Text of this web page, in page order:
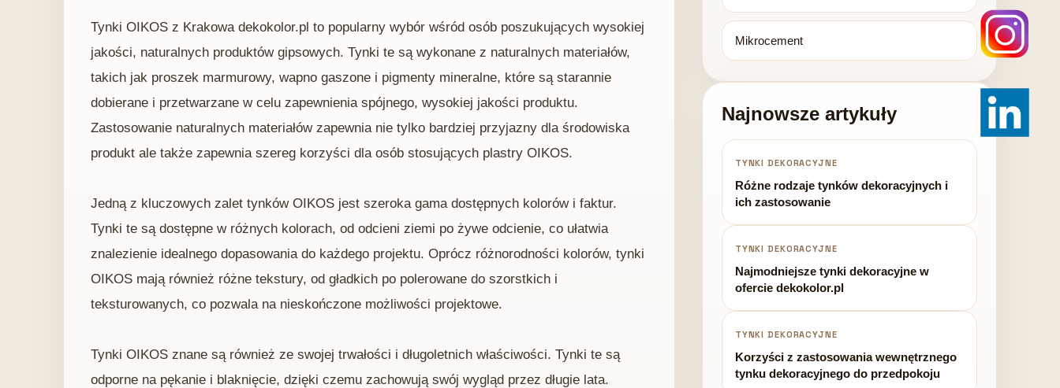
Tynki OIKOS z Krakowa dekokolor.pl to popularny wybór wśród osób poszukujących wysokiej
jakości, naturalnych produktów gipsowych. Tynki te są wykonane z naturalnych materiałów,
takich jak proszek marmurowy, wapno gaszone i pigmenty mineralne, które są starannie
dobierane i przetwarzane w celu zapewnienia spójnego, wysokiej jakości produktu.
Zastosowanie naturalnych materiałów zapewnia nie tylko bardziej przyjazny dla środowiska
produkt ale także zapewnia szereg korzyści dla osób stosujących plastry OIKOS.
Jedną z kluczowych zalet tynków OIKOS jest szeroka gama dostępnych kolorów i faktur.
Tynki te są dostępne w różnych kolorach, od odcieni ziemi po żywe odcienie, co ułatwia
znalezienie idealnego dopasowania do każdego projektu. Oprócz różnorodności kolorów, tynki
OIKOS mają również różne tekstury, od gładkich po polerowane do szorstkich i
teksturowanych, co pozwala na nieskończone możliwości projektowe.
Tynki OIKOS znane są również ze swojej trwałości i długoletnich właściwości. Tynki te są
odporne na pękanie i blaknięcie, dzięki czemu zachowują swój wygląd przez długie lata.
Mikrocement
Najnowsze artykuły
TYNKI DEKORACYJNE
Różne rodzaje tynków dekoracyjnych i
ich zastosowanie
TYNKI DEKORACYJNE
Najmodniejsze tynki dekoracyjne w
ofercie dekokolor.pl
TYNKI DEKORACYJNE
Korzyści z zastosowania wewnętrznego
tynku dekoracyjnego do przedpokoju